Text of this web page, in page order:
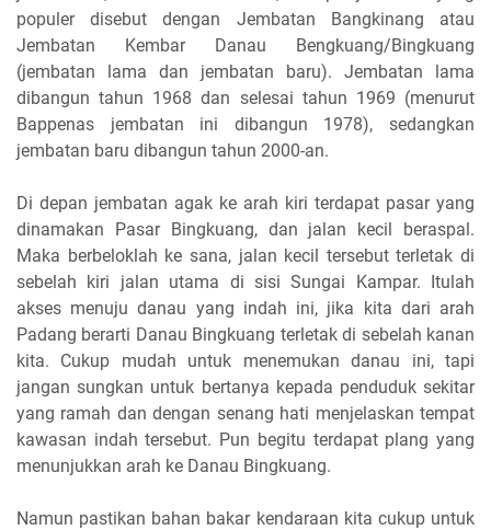
populer disebut dengan Jembatan Bangkinang atau
Jembatan Kembar Danau Bengkuang/Bingkuang
(jembatan lama dan jembatan baru). Jembatan lama
dibangun tahun 1968 dan selesai tahun 1969 (menurut
Bappenas jembatan ini dibangun 1978), sedangkan
jembatan baru dibangun tahun 2000-an.
Di depan jembatan agak ke arah kiri terdapat pasar yang
dinamakan Pasar Bingkuang, dan jalan kecil beraspal.
Maka berbeloklah ke sana, jalan kecil tersebut terletak di
sebelah kiri jalan utama di sisi Sungai Kampar. Itulah
akses menuju danau yang indah ini, jika kita dari arah
Padang berarti Danau Bingkuang terletak di sebelah kanan
kita. Cukup mudah untuk menemukan danau ini, tapi
jangan sungkan untuk bertanya kepada penduduk sekitar
yang ramah dan dengan senang hati menjelaskan tempat
kawasan indah tersebut. Pun begitu terdapat plang yang
menunjukkan arah ke Danau Bingkuang.
Namun pastikan bahan bakar kendaraan kita cukup untuk